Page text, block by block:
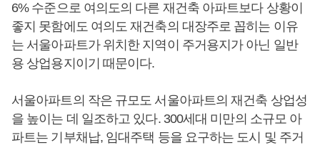
6% 수준으로 여의도의 다른 재건축 아파트보다 상황이
좋지 못함에도 여의도 재건축의 대장주로 꼽히는 이유
는 서울아파트가 위치한 지역이 주거용지가 아닌 일반
용 상업용지이기 때문이다.
서울아파트의 작은 규모도 서울아파트의 재건축 상업성
을 높이는 데 일조하고 있다. 300세대 미만의 소규모 아
파트는 기부채납, 임대주택 등을 요구하는 도시 및 주거